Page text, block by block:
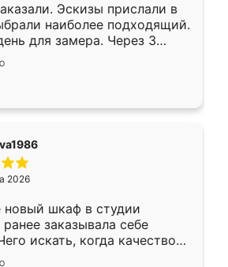
Эскизы прислали в
наиболее подходящий.
для замера. Через 3
уже готова. Остались
Спасибо Ренессанс
работу!
2026
новый шкаф в студии
ранее заказывала себе
искать, когда качеством
Служит кухня уже почти